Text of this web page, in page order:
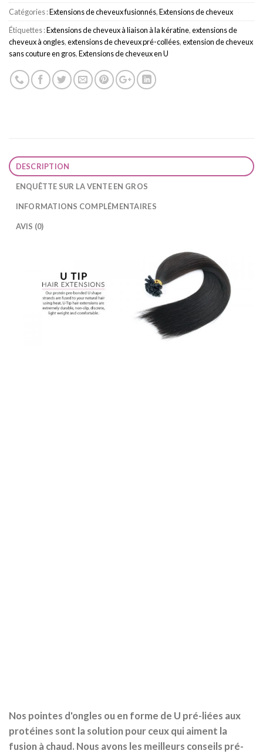
Catégories :Extensions de cheveux fusionnés,Extensions de cheveux
Étiquettes :Extensions de cheveux à liaison à la kératine,extensions de
cheveux à ongles,extensions de cheveux pré-collées,extension de cheveux
sans couture en gros,Extensions de cheveux en U
DESCRIPTION
ENQUÊTTE SUR LA VENTE EN GROS
INFORMATIONS COMPLÉMENTAIRES
AVIS (0)
Nos pointes d'ongles ou en forme de U pré-liées aux
protéines sont la solution pour ceux qui aiment la
fusion à chaud. Nous avons les meilleurs conseils pré-